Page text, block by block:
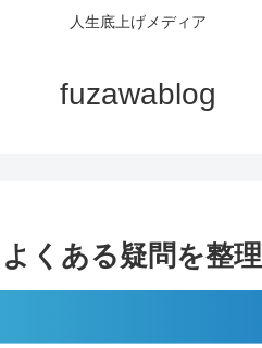
人生底上げメディア
fuzawablog
くある疑問を整理